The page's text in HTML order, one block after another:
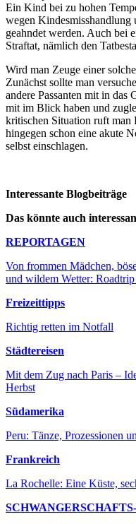
Ein Kind bei zu hohen
wegen Kindesmisshandlung
geahndet werden. Auch bei
Straftat, nämlich den
Wird man Zeuge einer
Zunächst sollte man
andere Passanten mit in das
mit im Blick haben und
kritischen Situation ruft man
hingegen schon eine akute
selbst einschlagen.
Interessante Blogbeiträge
Das könnte auch
REPORTAGEN
Von frommen Mädchen,
und wildem Wetter:
Freizeittipps
Richtig retten im Notfall
Städtereisen
Mit dem Zug nach Paris –
Herbst
Südamerika
Peru: Tänze, Prozessionen
Frankreich
La Rochelle: Eine Küste,